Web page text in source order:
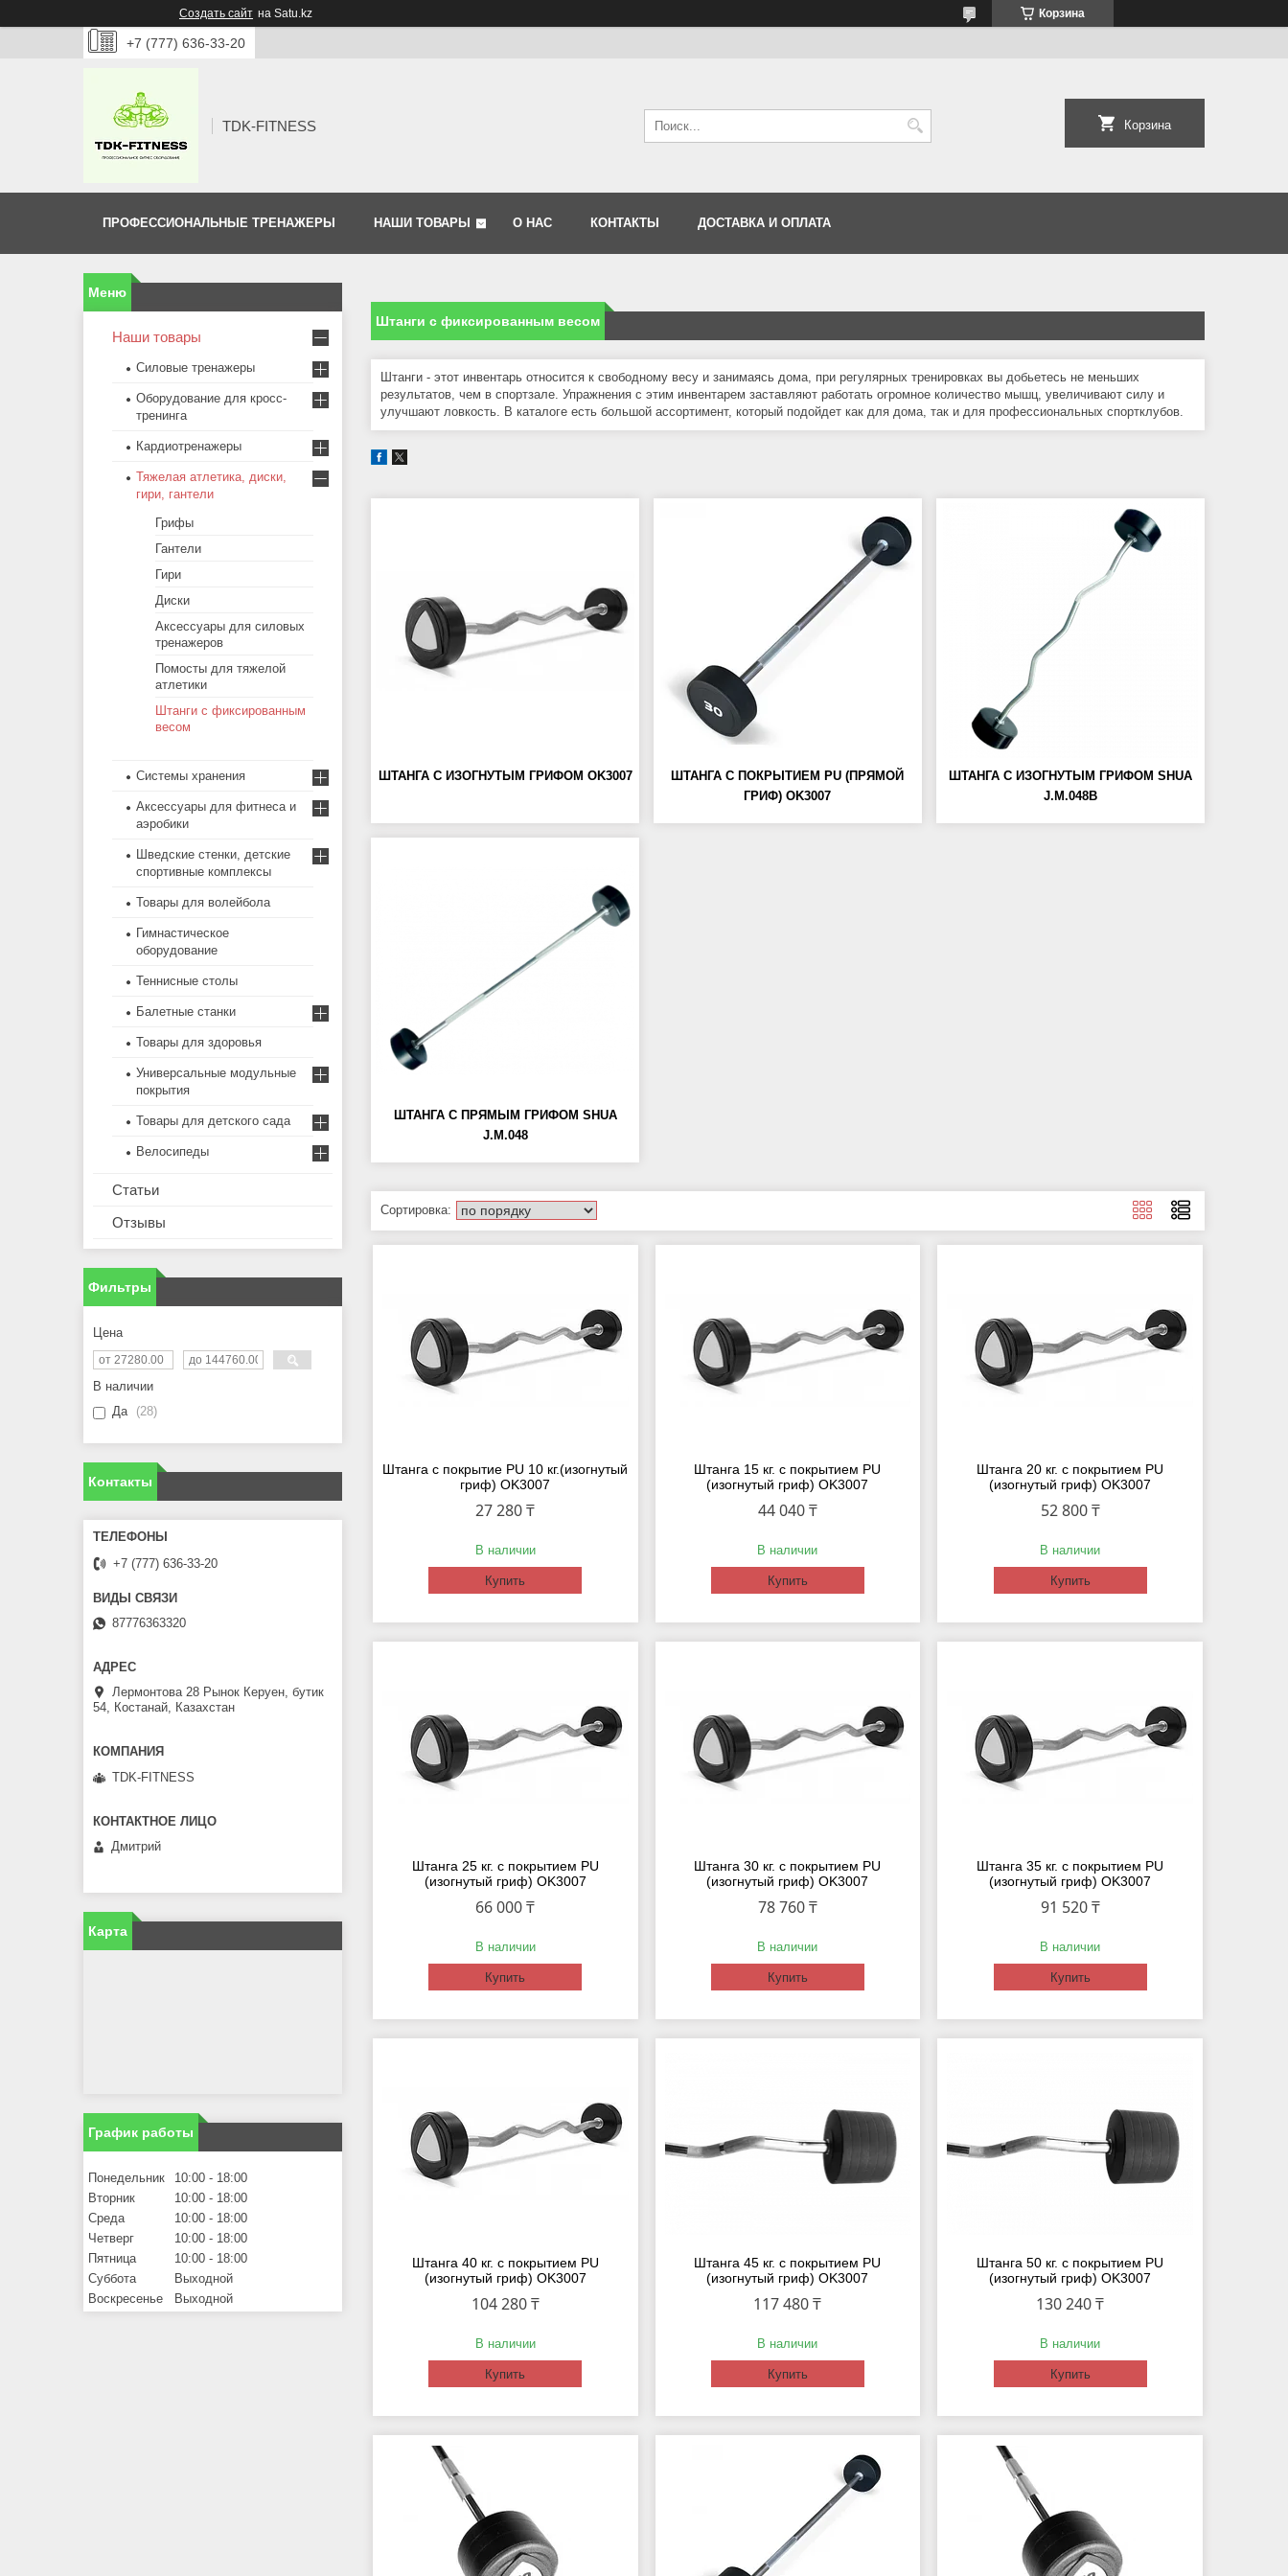
Создать сайт на Satu.kz Корзина
+7 (777) 636-33-20
TDK-FITNESS Корзина
ПРОФЕССИОНАЛЬНЫЕ ТРЕНАЖЕРЫ НАШИ ТОВАРЫ О НАС КОНТАКТЫ ДОСТАВКА И ОПЛАТА
Штанги с фиксированным весом
Штанги - этот инвентарь относится к свободному весу и занимаясь дома, при регулярных тренировках вы добьетесь не меньших
результатов, чем в спортзале. Упражнения с этим инвентарем заставляют работать огромное количество мышц, увеличивают силу и
улучшают ловкость. В каталоге есть большой ассортимент, который подойдет как для дома, так и для профессиональных спортклубов.
ШТАНГА С ИЗОГНУТЫМ ГРИФОМ OK3007
ШТАНГА С ПОКРЫТИЕМ PU (ПРЯМОЙ
ГРИФ) OK3007
ШТАНГА С ИЗОГНУТЫМ ГРИФОМ SHUA
J.M.048B
ШТАНГА С ПРЯМЫМ ГРИФОМ SHUA
J.M.048
Штанга с покрытие PU 10 кг.(изогнутый
гриф) OK3007
27 280 ₸
В наличии
Купить
Штанга 15 кг. с покрытием PU
(изогнутый гриф) OK3007
44 040 ₸
В наличии
Купить
Штанга 20 кг. с покрытием PU
(изогнутый гриф) OK3007
52 800 ₸
В наличии
Купить
Штанга 25 кг. с покрытием PU
(изогнутый гриф) OK3007
66 000 ₸
В наличии
Купить
Штанга 30 кг. с покрытием PU
(изогнутый гриф) OK3007
78 760 ₸
В наличии
Купить
Штанга 35 кг. с покрытием PU
(изогнутый гриф) OK3007
91 520 ₸
В наличии
Купить
Штанга 40 кг. с покрытием PU
(изогнутый гриф) OK3007
104 280 ₸
В наличии
Купить
Штанга 45 кг. с покрытием PU
(изогнутый гриф) OK3007
117 480 ₸
В наличии
Купить
Штанга 50 кг. с покрытием PU
(изогнутый гриф) OK3007
130 240 ₸
В наличии
Купить
Наши товары
Силовые тренажеры
Оборудование для кросс-
тренинга
Кардиотренажеры
Тяжелая атлетика, диски,
гири, гантели
Грифы
Гантели
Гири
Диски
Аксессуары для силовых
тренажеров
Помосты для тяжелой
атлетики
Штанги с фиксированным
весом
Системы хранения
Аксессуары для фитнеса и
аэробики
Шведские стенки, детские
спортивные комплексы
Товары для волейбола
Гимнастическое
оборудование
Теннисные столы
Балетные станки
Товары для здоровья
Универсальные модульные
покрытия
Товары для детского сада
Велосипеды
Статьи
Отзывы
Фильтры
Цена
В наличии
Да
28
Контакты
+7 (777) 636-33-20
87776363320
Лермонтова 28 Рынок Керуен, бутик
54, Костанай, Казахстан
TDK-FITNESS
Дмитрий
Карта
График работы
Понедельник 10:00
18:00
Вторник
10:00
18:00
Среда
10:00
18:00
Четверг
10:00
18:00
Пятница
10:00
18:00
Суббота
Выходной
Воскресенье
Выходной